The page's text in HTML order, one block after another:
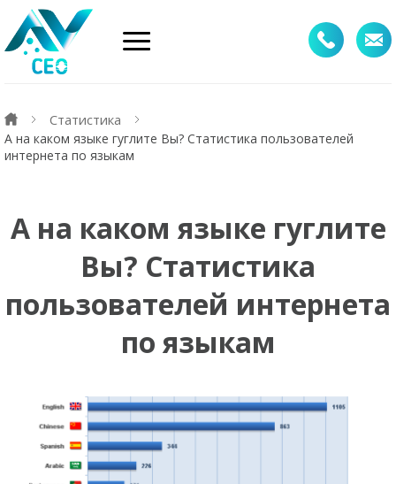
Статистика
А на каком языке гуглите Вы? Статистика пользователей
интернета по языкам
А на каком языке гуглите
Вы? Статистика
пользователей интернета
по языкам